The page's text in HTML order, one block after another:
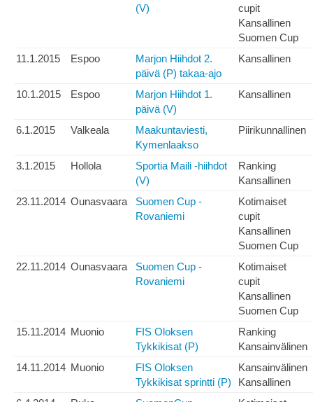
(V)
cupit
Kansallinen
Suomen Cup
11.1.2015
Espoo
Marjon Hiihdot 2.
päivä (P) takaa-ajo
Kansallinen
10.1.2015 Espoo
Marjon Hiihdot 1.
päivä (V)
Kansallinen
6.1.2015 Valkeala
Maakuntaviesti,
Kymenlaakso
Piirikunnallinen
3.1.2015 Hollola
Sportia Maili -hiihdot
(V)
Ranking
Kansallinen
23.11.2014 Ounasvaara
Suomen Cup -
Rovaniemi
Kotimaiset
cupit
Kansallinen
Suomen Cup
22.11.2014 Ounasvaara
Suomen Cup -
Rovaniemi
Kotimaiset
cupit
Kansallinen
Suomen Cup
15.11.2014 Muonio
FIS Oloksen
Tykkikisat (P)
Ranking
Kansainvälinen
14.11.2014 Muonio
FIS Oloksen
Tykkikisat sprintti (P)
Kansainvälinen
Kansallinen